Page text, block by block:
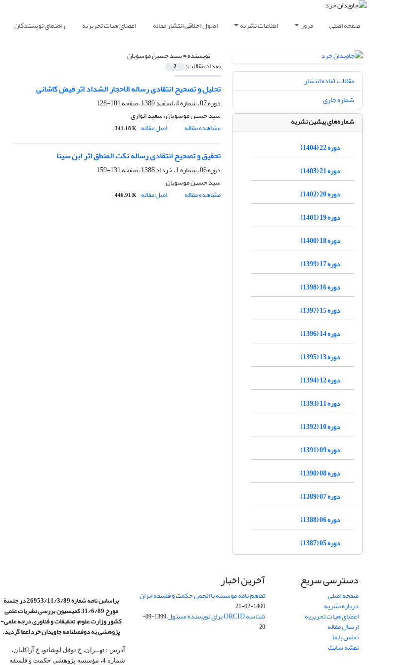
صفحه اصلی مرور اطلاعات نشریه اصول اخلاقی انتشار مقاله اعضای هیات تحریریه راهنمای نویسندگان
نویسنده =سید حسین موسویان
تعداد مقالات: 2
تحلیل و تصحیح انتقادی رساله الاحجار الشداد اثر فیض کاشانی
دوره 07، شماره 4، اسفند 1389، صفحه
101-128
سید حسین موسویان، سعید انواری
مشاهده مقاله
اصل مقاله 341.18 K
تحقیق و تصحیح انتقادی رساله نکت المنطق اثر ابن سینا
دوره 06، شماره 1، خرداد 1388، صفحه
131-159
سید حسین موسویان
مشاهده مقاله
اصل مقاله 446.91 K
مقالات آماده انتشار
شماره جاری
شماره‌های پیشین نشریه
دوره 22 (1404)
دوره 21 (1403)
دوره 20 (1402)
دوره 19 (1401)
دوره 18 (1400)
دوره 17 (1399)
دوره 16 (1398)
دوره 15 (1397)
دوره 14 (1396)
دوره 13 (1395)
دوره 12 (1394)
دوره 11 (1393)
دوره 10 (1392)
دوره 09 (1391)
دوره 08 (1390)
دوره 07 (1389)
دوره 06 (1388)
دوره 05 (1387)
دسترسی سریع
صفحه اصلی
درباره نشریه
اعضای هیات تحریریه
ارسال مقاله
تماس با ما
نقشه سایت
آخرین اخبار
تفاهم نامه موسسه با انجمن حکمت و فلسفه ایران
1400-02-21
شناسه ORCID برای نویسنده مسئول
1399-09-
20
براساس نامه شماره 26953/11/3/89 در جلسة
مورخ 31/6/89 کمیسیون
بررسی نشریات علمی
کشور وزارت علوم، تحقیقات و فناوری درجه علمی‌-
پژوهشیبه دوفصلنامه جاویدان خرد اعطا گردید.
آدرس : تهــران، خ نوفل لوشاتو، خ آراکلیان،
شماره 4،‌ مؤسسه پژوهشی حکمت و فلسفه